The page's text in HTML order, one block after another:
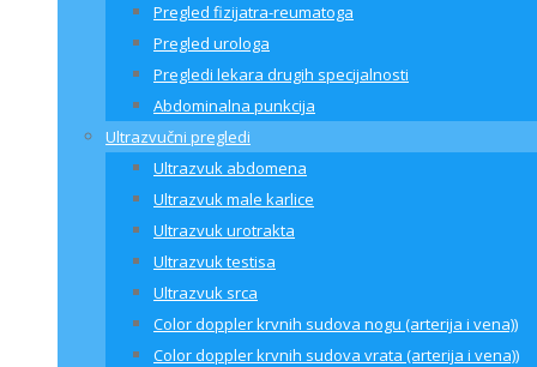
Pregled fizijatra-reumatoga
Pregled urologa
Pregledi lekara drugih specijalnosti
Abdominalna punkcija
Ultrazvučni pregledi
Ultrazvuk abdomena
Ultrazvuk male karlice
Ultrazvuk urotrakta
Ultrazvuk testisa
Ultrazvuk srca
Color doppler krvnih sudova nogu (arterija i vena))
Color doppler krvnih sudova vrata (arterija i vena))